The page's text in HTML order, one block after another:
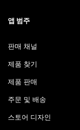
앱 범주
판매 채널
제품 찾기
제품 판매
주문 및 배송
스토어 디자인